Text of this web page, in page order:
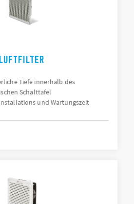
Tiefe innerhalb des
Schalttafel
und Wartungszeit